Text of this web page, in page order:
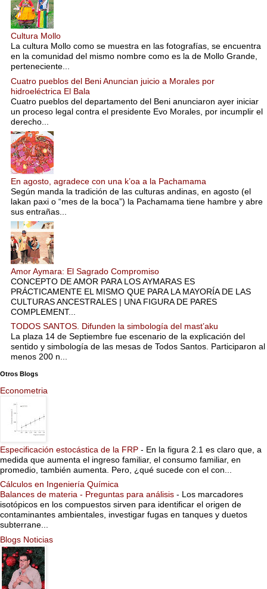
Cultura Mollo
La cultura Mollo como se muestra en las fotografías, se encuentra
en la comunidad del mismo nombre como es la de Mollo Grande,
perteneciente...
Cuatro pueblos del Beni Anuncian juicio a Morales por
hidroeléctrica El Bala
Cuatro pueblos del departamento del Beni anunciaron ayer iniciar
un proceso legal contra el presidente Evo Morales, por incumplir el
derecho...
En agosto, agradece con una k’oa a la Pachamama
Según manda la tradición de las culturas andinas, en agosto (el
lakan paxi o “mes de la boca”) la Pachamama tiene hambre y abre
sus entrañas...
Amor Aymara: El Sagrado Compromiso
CONCEPTO DE AMOR PARA LOS AYMARAS ES
PRÁCTICAMENTE EL MISMO QUE PARA LA MAYORÍA DE LAS
CULTURAS ANCESTRALES | UNA FIGURA DE PARES
COMPLEMENT...
TODOS SANTOS. Difunden la simbología del mast’aku
La plaza 14 de Septiembre fue escenario de la explicación del
sentido y simbología de las mesas de Todos Santos. Participaron al
menos 200 n...
Otros Blogs
Econometria
Especificación estocástica de la FRP - En la figura 2.1 es claro que, a
medida que aumenta el ingreso familiar, el consumo familiar, en
promedio, también aumenta. Pero, ¿qué sucede con el con...
Cálculos en Ingeniería Química
Balances de materia - Preguntas para análisis - Los marcadores
isotópicos en los compuestos sirven para identificar el origen de
contaminantes ambientales, investigar fugas en tanques y duetos
subterrane...
Blogs Noticias